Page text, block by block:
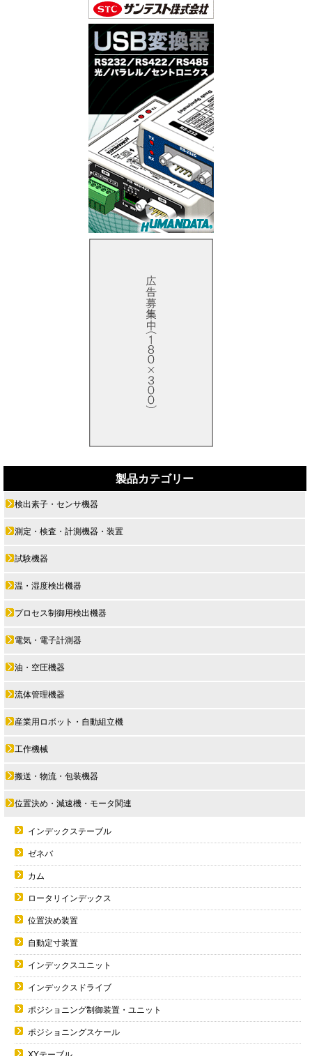
製品カテゴリー
検出素子・センサ機器
測定・検査・計測機器・装置
試験機器
温・湿度検出機器
プロセス制御用検出機器
電気・電子計測器
油・空圧機器
流体管理機器
産業用ロボット・自動組立機
工作機械
搬送・物流・包装機器
位置決め・減速機・モータ関連
インデックステーブル
ゼネバ
カム
ロータリインデックス
位置決め装置
自動定寸装置
インデックスユニット
インデックスドライブ
ポジショニング制御装置・ユニット
ポジショニングスケール